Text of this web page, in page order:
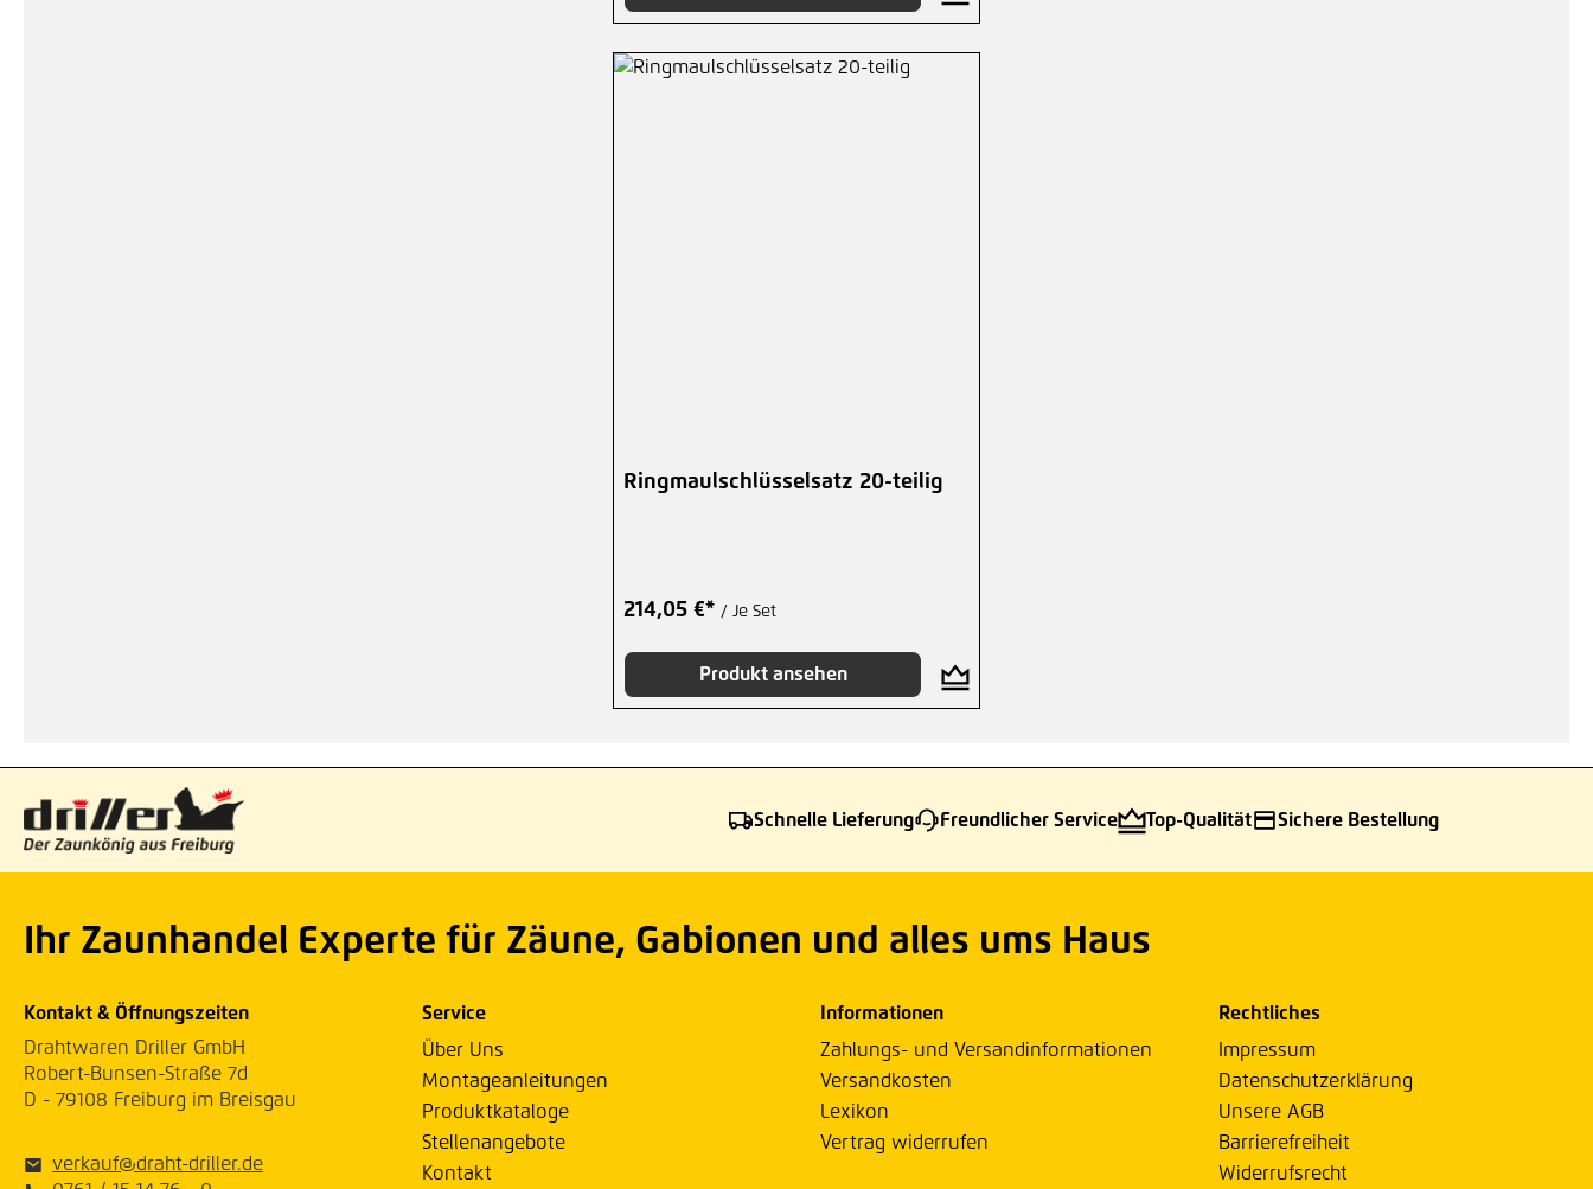
Ringmaulschlüsselsatz 20-teilig
214,05 €* / Je Set
Produkt ansehen
Schnelle Lieferung Freundlicher Service Top-Qualität Sichere Bestellung
Ihr Zaunhandel Experte für Zäune, Gabionen und alles ums Haus
Kontakt & Öffnungszeiten
Drahtwaren Driller GmbH
Robert-Bunsen-Straße 7d
D - 79108 Freiburg im Breisgau
verkauf@draht-driller.de
Service
Über Uns
Montageanleitungen
Produktkataloge
Stellenangebote
Kontakt
Informationen
Zahlungs- und Versandinformationen
Versandkosten
Lexikon
Vertrag widerrufen
Rechtliches
Impressum
Datenschutzerklärung
Unsere AGB
Barrierefreiheit
Widerrufsrecht